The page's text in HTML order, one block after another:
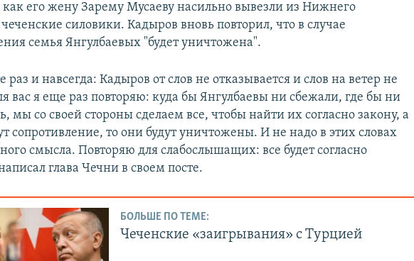
как его жену Зарему Мусаеву насильно вывезли из Нижнего
силовики. Кадыров вновь повторил, что в случае
семья Янгулбаевых "будет уничтожена".
раз и навсегда: Кадыров от слов не отказывается и слов на ветер не
вас я еще раз повторяю: куда бы Янгулбаевы ни сбежали, где бы ни
мы со своей стороны сделаем все, чтобы найти их согласно закону, а
сопротивление, то они будут уничтожены. И не надо в этих словах
смысла. Повторяю для слабослышащих: все будет согласно
глава Чечни в своем посте.
БОЛЬШЕ ПО ТЕМЕ:
Чеченские «заигрывания» с Турцией